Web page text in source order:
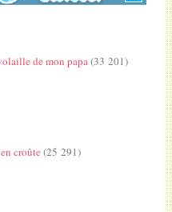
de mon papa(33 201)
croûte(25 291)